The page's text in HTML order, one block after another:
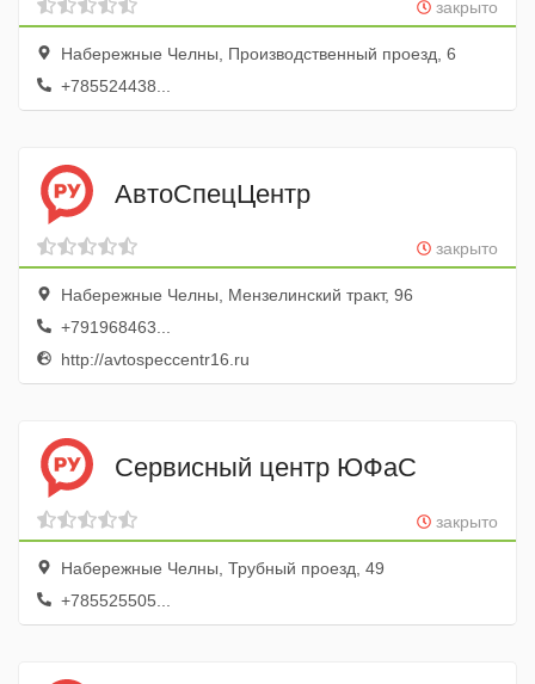
спецтехники КАМАЗ
закрыто
Набережные Челны, Производственный проезд, 6
+785524438...
АвтоСпецЦентр
закрыто
Набережные Челны, Мензелинский тракт, 96
+791968463...
http://avtospeccentr16.ru
Сервисный центр ЮФаС
закрыто
Набережные Челны, Трубный проезд, 49
+785525505...